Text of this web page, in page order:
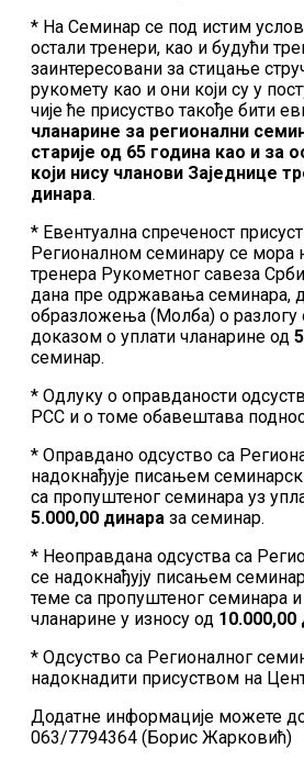
* На Семинар се под истим
остали тренери, као и будући
заинтересовани за стицање
рукомету као и они који су у
чије ће присуство такође бити
чланарине за регионални
старије од 65 година као и за
који нису чланови Заједнице
динара.
* Евентуална спреченост
Регионалном семинару се мора
тренера Рукометног савеза
дана пре одржавања семинара,
образложења (Молба) о разлогу
доказом о уплати чланарине од
семинар.
* Одлуку о оправданости
РСС и о томе обавештава
* Оправдано одсуство са
надокнађује писањем
са пропуштеног семинара уз
5.000,00 динара за семинар.
* Неоправдана одсуства са
се надокнађују писањем
теме са пропуштеног семинара
чланарине у износу од 10.000,00
* Одсуство са Регионалног
надокнадити присуством на
Додатне информације можете
063/7794364 (Борис Жарковић)